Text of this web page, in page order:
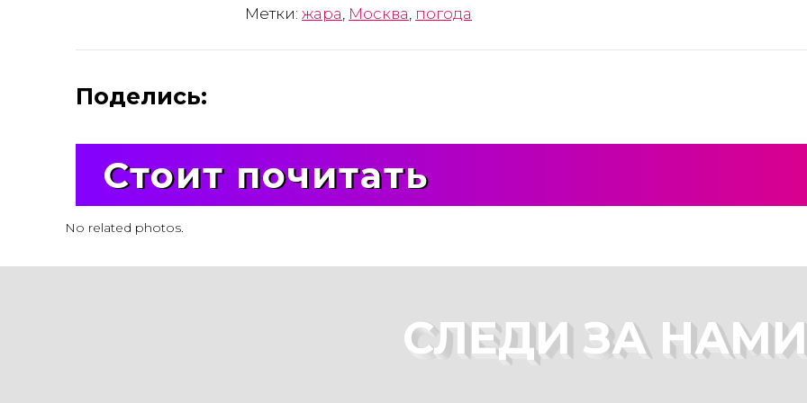
Метки: жара, Москва, погода
Поделись:
Стоит почитать
No related photos.
СЛЕДИ ЗА НАМИ